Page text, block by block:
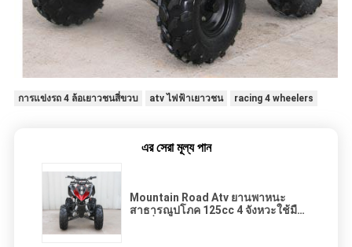
การแข่งรถ 4 ล้อเยาวชนสี่ขวบ atv ไฟฟ้าเยาวชน racing 4 wheelers
এর সেরা মূল্য পান
Mountain Road Atv ยานพาหนะ
สาธารณูปโภค 125cc 4 จังหวะใช้มือ